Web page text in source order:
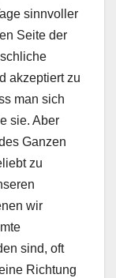
sinnvoller
Seite der
akzeptiert zu
man sich
sie. Aber
Ganzen
zu
wir
sind, oft
Richtung